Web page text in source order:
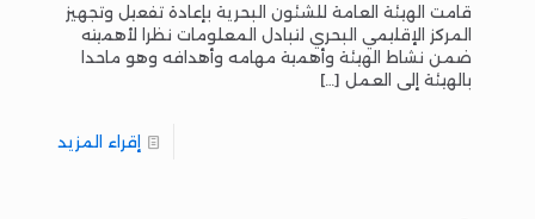
قامت الهيئة العامة للشئون البحرية بإعادة تفعيل وتجهيز
المركز الإقليمي البحري لتبادل المعلومات نظرا لأهميته
ضمن نشاط الهيئة وأهمية مهامه وأهدافه وهو ماحدا
بالهيئة إلى العمل […]
إقراء المزيد